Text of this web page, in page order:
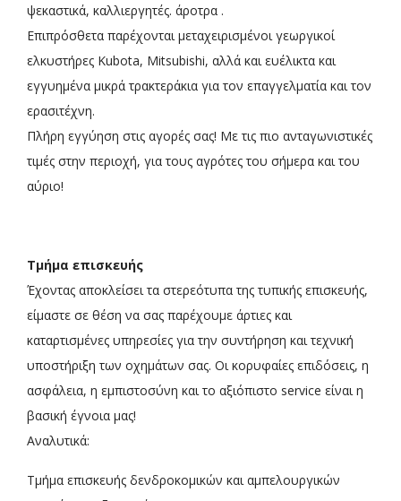
ψεκαστικά, καλλιεργητές. άροτρα .
Επιπρόσθετα παρέχονται μεταχειρισμένοι γεωργικοί
ελκυστήρες Kubota, Mitsubishi, αλλά και ευέλικτα και
εγγυημένα μικρά τρακτεράκια για τον επαγγελματία και τον
ερασιτέχνη.
Πλήρη εγγύηση στις αγορές σας! Με τις πιο ανταγωνιστικές
τιμές στην περιοχή, για τους αγρότες του σήμερα και του
αύριο!
Τμήμα επισκευής
Έχοντας αποκλείσει τα στερεότυπα της τυπικής επισκευής,
είμαστε σε θέση να σας παρέχουμε άρτιες και
καταρτισμένες υπηρεσίες για την συντήρηση και τεχνική
υποστήριξη των οχημάτων σας. Οι κορυφαίες επιδόσεις, η
ασφάλεια, η εμπιστοσύνη και το αξιόπιστο service είναι η
βασική έγνοια μας!
Αναλυτικά:
Τμήμα επισκευής δενδροκομικών και αμπελουργικών